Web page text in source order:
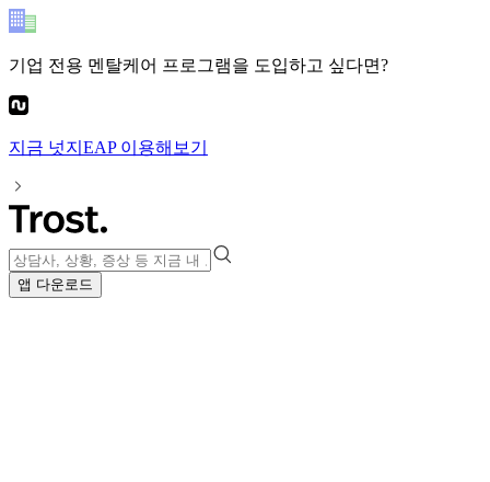
기업 전용 멘탈케어 프로그램을 도입하고 싶다면?
지금 넛지EAP이용해보기
앱 다운로드